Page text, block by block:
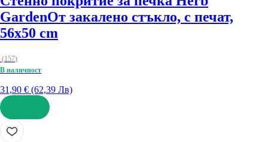
GardenОт закалено стъкло, с печат,
56x50 cm
(157)
В наличност
31,90 € (62,39 Лв)
ДОБАВИ